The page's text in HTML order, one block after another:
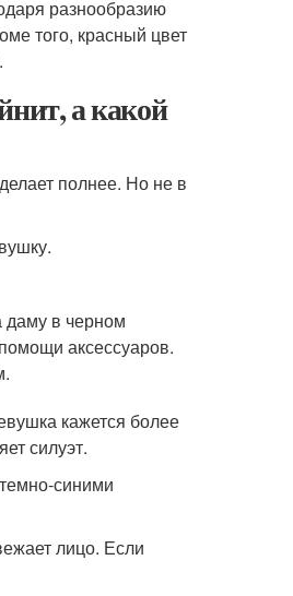
разнообразию
того, красный цвет
а какой
полнее. Но не в
даму в черном
аксессуаров.
кажется более
силуэт.
синими
лицо. Если